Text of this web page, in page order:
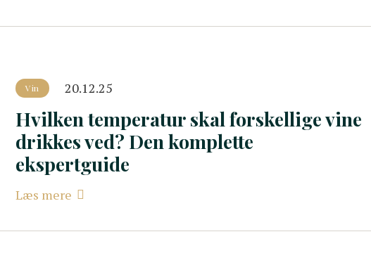
Vin 20.12.25
Hvilken temperatur skal forskellige vine
drikkes ved? Den komplette
ekspertguide
Læs mere